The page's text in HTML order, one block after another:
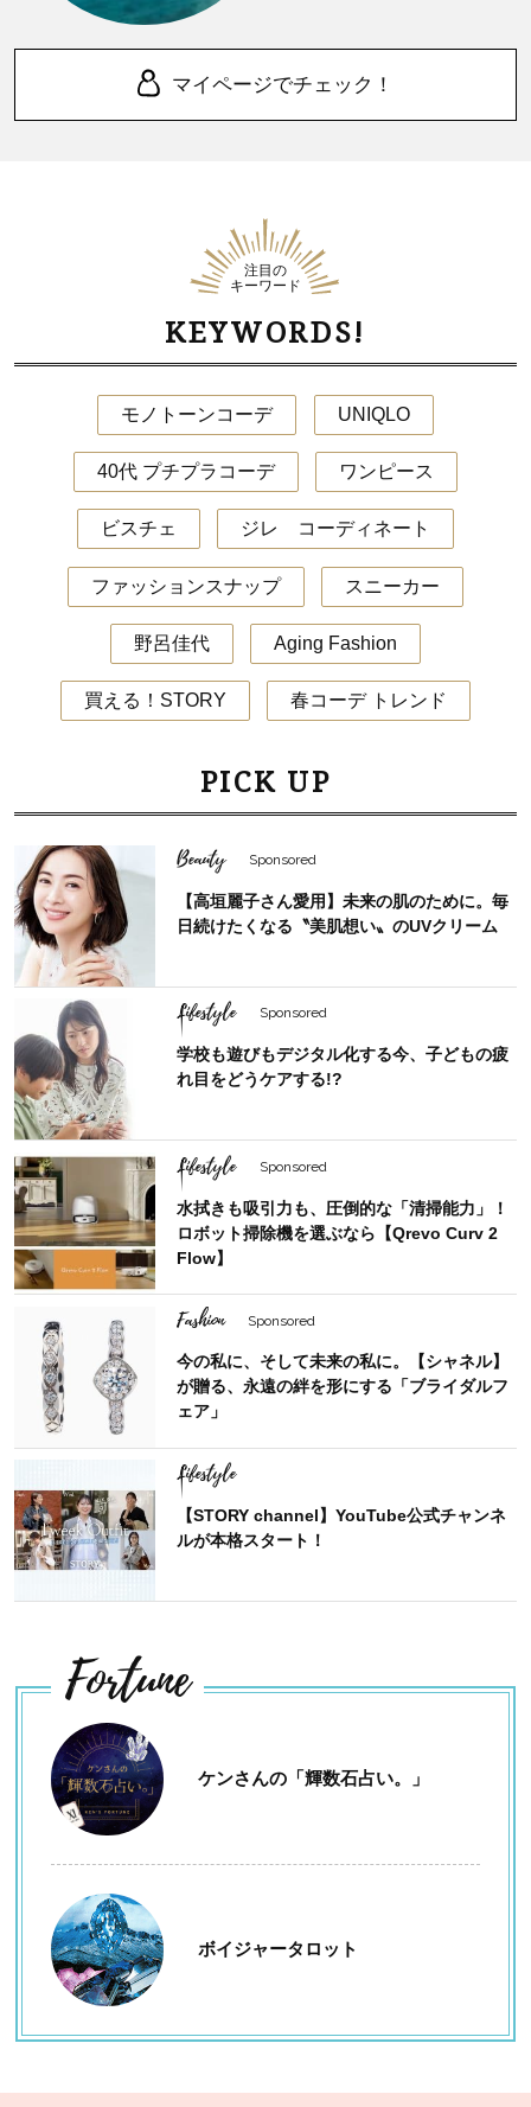
マイページでチェック！
注目の
キーワード
KEYWORDS!
モノトーンコーデ UNIQLO
40代 プチプラコーデ ワンピース
ビスチェ ジレ コーディネート
ファッションスナップ スニーカー
野呂佳代 Aging Fashion
買える！STORY 春コーデ トレンド
PICK UP
Beauty Sponsored
【高垣麗子さん愛用】未来の肌のために。毎
日続けたくなる〝美肌想い〟のUVクリーム
Lifestyle Sponsored
学校も遊びもデジタル化する今、子どもの疲
れ目をどうケアする!?
Lifestyle Sponsored
水拭きも吸引力も、圧倒的な「清掃能力」！
ロボット掃除機を選ぶなら【Qrevo Curv 2
Flow】
Fashion Sponsored
今の私に、そして未来の私に。【シャネル】
が贈る、永遠の絆を形にする「ブライダルフ
ェア」
Lifestyle
【STORY channel】YouTube公式チャンネ
ルが本格スタート！
Fortune
ケンさんの「輝数石占い。」
ボイジャータロット